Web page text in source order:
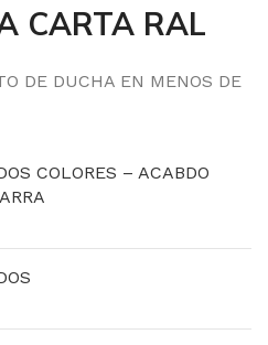
CARTA RAL
DE DUCHA EN MENOS DE
COLORES – ACABDO